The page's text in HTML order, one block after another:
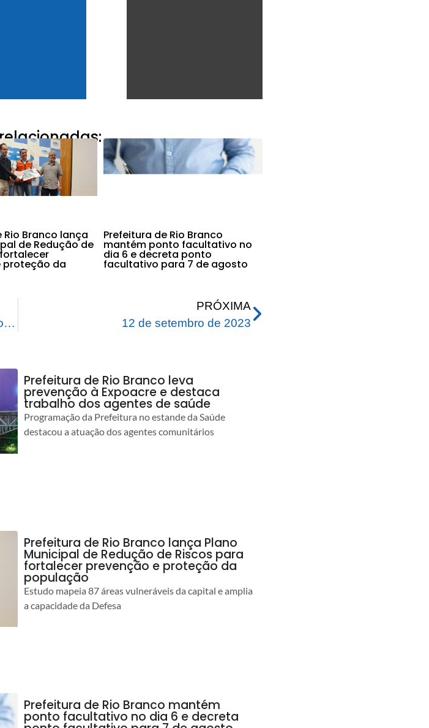
Rio Branco lança
de Redução de
proteção da
Prefeitura de Rio Branco
mantém ponto facultativo no
dia 6 e decreta ponto
facultativo para 7 de agosto
Prefeitura trabalha para tornar Rio Branco a cidade mais limpa da região Norte
PRÓXIMA
12 de setembro de 2023
Prefeitura de Rio Branco leva
prevenção à Expoacre e destaca
trabalho dos agentes de saúde
Programação da Prefeitura no estande da Saúde
destacou a atuação dos agentes comunitários
Prefeitura de Rio Branco lança Plano
Municipal de Redução de Riscos para
fortalecer prevenção e proteção da
população
Estudo mapeia 87 áreas vulneráveis da capital e amplia
a capacidade da Defesa
Prefeitura de Rio Branco mantém
ponto facultativo no dia 6 e decreta